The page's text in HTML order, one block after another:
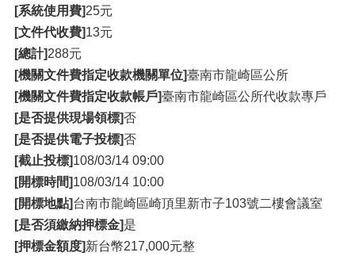
[系統使用費]25元
[文件代收費]13元
[總計]288元
[機關文件費指定收款機關單位]臺南市龍崎區公所
[機關文件費指定收款帳戶]臺南市龍崎區公所代收款專戶
[是否提供現場領標]否
[是否提供電子投標]否
[截止投標]108/03/14 09:00
[開標時間]108/03/14 10:00
[開標地點]台南市龍崎區崎頂里新市子103號二樓會議室
[是否須繳納押標金]是
[押標金額度]新台幣217,000元整